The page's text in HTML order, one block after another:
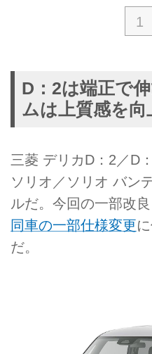
1
D：2は端正で
ムは上質感を向
三菱 デリカD：2／D
ソリオ／ソリオ バン
ルだ。今回の一部改
同車の一部仕様変更
だ。